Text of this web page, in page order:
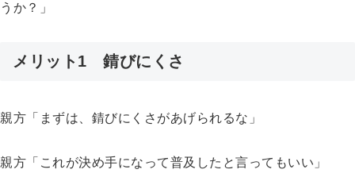
うか？」
メリット1 錆びにくさ
親方「まずは、錆びにくさがあげられるな」
親方「これが決め手になって普及したと言ってもいい」